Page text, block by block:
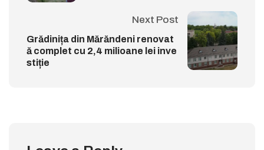
Next Post
Grădinița din Mărăndeni renovat
ă complet cu 2,4 milioane lei inve
stiție